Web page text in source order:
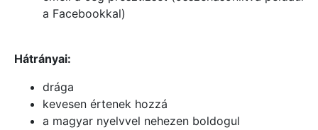
a Facebookkal)
Hátrányai:
drága
kevesen értenek hozzá
a magyar nyelvvel nehezen boldogul